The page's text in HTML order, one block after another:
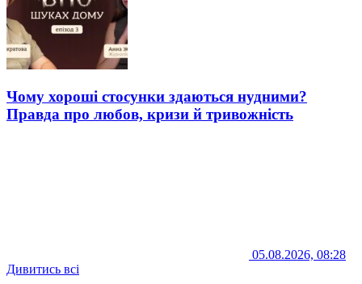
Чому хороші стосунки здаються нудними?
Правда про любов, кризи й тривожність
05.08.2026, 08:28
Дивитись всі